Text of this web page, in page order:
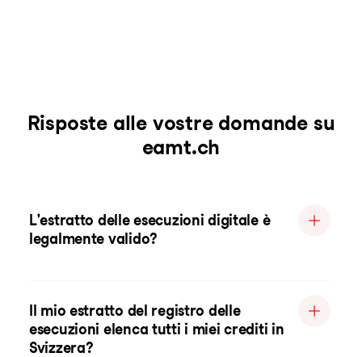
Risposte alle vostre domande su
eamt.ch
L'estratto delle esecuzioni digitale è
legalmente valido?
Il mio estratto del registro delle
esecuzioni elenca tutti i miei crediti in
Svizzera?